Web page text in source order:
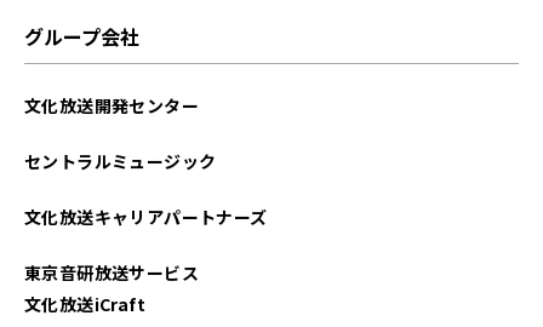
2025年06月
グループ会社
文化放送開発センター
セントラルミュージック
文化放送キャリアパートナーズ
東京音研放送サービス
文化放送iCraft